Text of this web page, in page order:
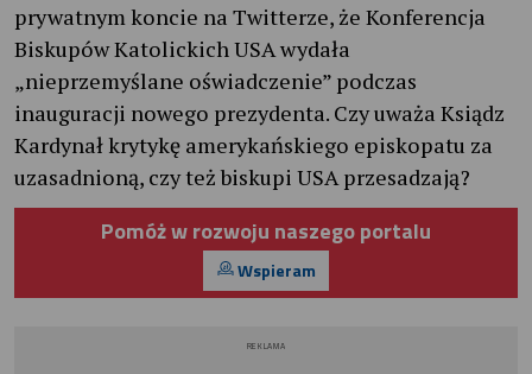
prywatnym koncie na Twitterze, że Konferencja
Biskupów Katolickich USA wydała
„nieprzemyślane oświadczenie” podczas
inauguracji nowego prezydenta. Czy uważa Ksiądz
Kardynał krytykę amerykańskiego episkopatu za
uzasadnioną, czy też biskupi USA przesadzają?
Pomóż w rozwoju naszego portalu
Wspieram
REKLAMA